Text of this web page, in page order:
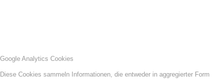
Google Analytics Cookies
Diese Cookies sammeln Informationen, die entweder in aggregierter Form